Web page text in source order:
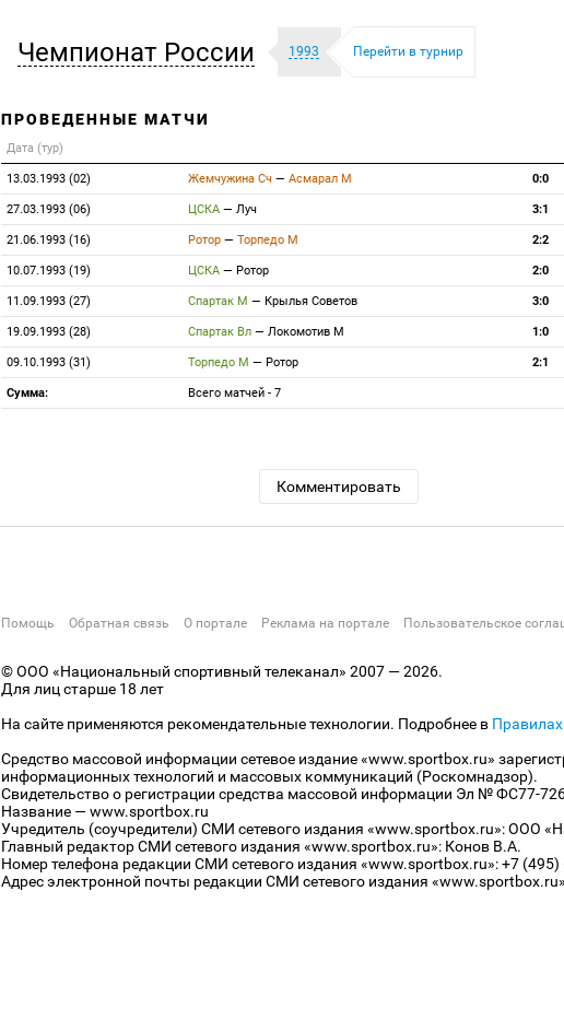
Чемпионат России 1993 Перейти в турнир
ПРОВЕДЕННЫЕ МАТЧИ
Дата (тур)
13.03.1993 (02) Жемчужина Сч — Асмарал М 0:0
27.03.1993 (06) ЦСКА — Луч 3:1
21.06.1993 (16) Ротор — Торпедо М 2:2
10.07.1993 (19) ЦСКА — Ротор 2:0
11.09.1993 (27) Спартак М — Крылья Советов 3:0
19.09.1993 (28) Спартак Вл — Локомотив М 1:0
09.10.1993 (31) Торпедо М — Ротор 2:1
Сумма: Всего матчей - 7
Комментировать
Помощь Обратная связь О портале Реклама на портале Пользовательское
© ООО «Национальный спортивный телеканал» 2007 — 2026.
Для лиц старше 18 лет
На сайте применяются рекомендательные технологии. Подробнее в
Средство массовой информации сетевое издание «www.sportbox.ru»
информационных технологий и массовых коммуникаций (Роскомнадзор).
Свидетельство о регистрации средства массовой информации Эл № ФС77-
Название — www.sportbox.ru
Учредитель (соучредители) СМИ сетевого издания «www.sportbox.ru»: ООО
Главный редактор СМИ сетевого издания «www.sportbox.ru»: Конов В.А.
Номер телефона редакции СМИ сетевого издания «www.sportbox.ru»: +7 (495)
Адрес электронной почты редакции СМИ сетевого издания